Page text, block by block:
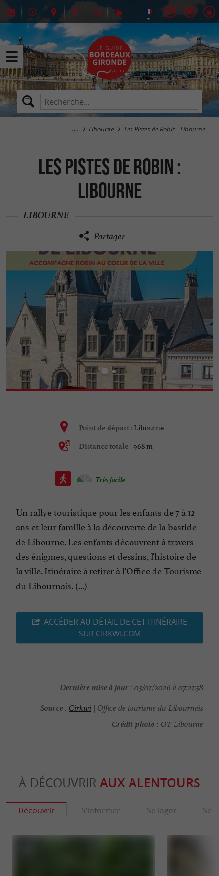
Libourne Les Pistes de Robin : Libourne
Les Pistes de Robin :
Libourne
LIBOURNE
Partager
Point de départ : Libourne
Distance totale : 968 m
Très facile
Un rallye touristique pour les enfants de 7 à 12
ans et leur famille à la découverte de la bastide
de Libourne. Les enfants découvrent à travers
des énigmes, questions et dessins, l'histoire de
la ville. Itinéraire à retirer à l'Office de Tourisme
du Libournais. (...)
ACCÉDER AU DÉTAIL DE CET ITINÉRAIRE
SUR CIRKWI.COM
Dernière mise à jour : 03/01/2026 à 07:21:58
Source : Cirkwi | Office de tourisme du Libournais
Crédit photo : OT Libourne
À DÉCOUVRIR AUX ALENTOURS
Découvrir S'informer Se loger Se